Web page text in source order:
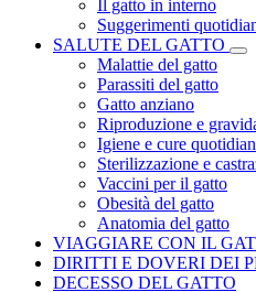
Il gatto in interno
Suggerimenti
SALUTE DEL GATTO
Malattie del gatto
Parassiti del gatto
Gatto anziano
Riproduzione e
Igiene e cure
Sterilizzazione e
Vaccini per il gatto
Obesità del gatto
Anatomia del gatto
VIAGGIARE CON IL
DIRITTI E DOVERI DEI
DECESSO DEL GATTO